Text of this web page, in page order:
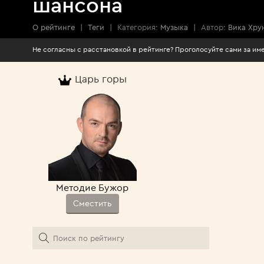
О рейтинге | Теги | Категория: Музыка | Автор: Вика
Не согласны с расстановкой в рейтинге?
Царь горы
Методие Бужор
Сместить